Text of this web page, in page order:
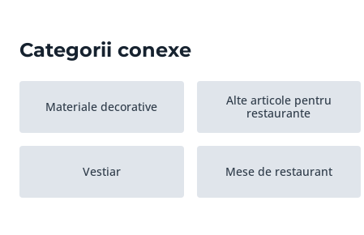
Categorii conexe
Materiale decorative
Alte articole pentru
restaurante
Vestiar Mese de restaurant